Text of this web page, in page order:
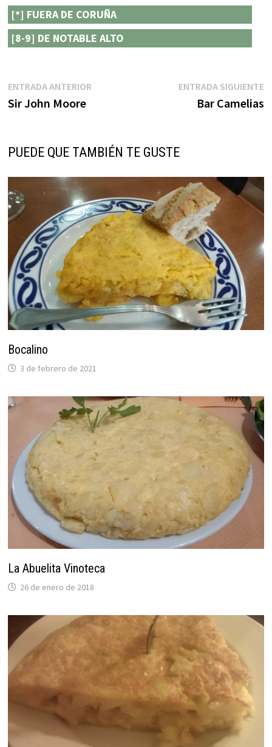
[*] FUERA DE CORUÑA
[8-9] DE NOTABLE ALTO
Navegación
de
ENTRADA ANTERIOREntrada
Sir John Moore
ENTRADA SIGUIENTE
Bar Camelias
PUEDE QUE TAMBIÉN TE GUSTE
Bocalino
3 de febrero de 2021
La Abuelita Vinoteca
26 de enero de 2018